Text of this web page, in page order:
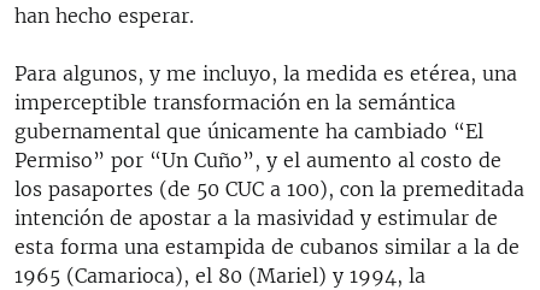
han hecho esperar.
Para algunos, y me incluyo, la medida es etérea, una
imperceptible transformación en la semántica
gubernamental que únicamente ha cambiado “El
Permiso” por “Un Cuño”, y el aumento al costo de
los pasaportes (de 50 CUC a 100), con la premeditada
intención de apostar a la masividad y estimular de
esta forma una estampida de cubanos similar a la de
1965 (Camarioca), el 80 (Mariel) y 1994, la